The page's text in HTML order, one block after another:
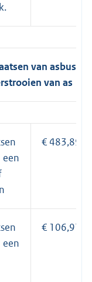
van asbussen
van as
een
€ 483,89
een
€ 106,97